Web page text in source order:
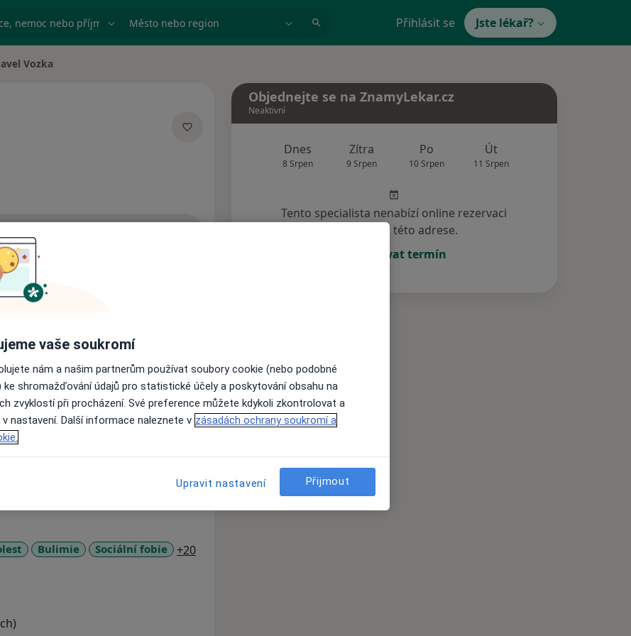
nemoc nebo příjmení Město nebo region Přihlásit se Jste lékař?
městaVozka
na práci s dospělými a
navštivte mé webové stránky.
Bulimie Sociální fobie +20a11y_sr_more_diseases
Objednejte se na ZnamyLekar.cz
Neaktivní
Dnes
8 Srpen
Zítra
9 Srpen
Po
10 Srpen
Út
11 Srpen
Tento specialista nenabízí online rezervaci
termínu na této adrese.
Rezervovat termín
vaše soukromí
nám a našim partnerům používat soubory cookie (nebo podobné
ke shromažďování údajů pro statistické účely a poskytování obsahu na
zvyklostí při procházení. Své preference můžete kdykoli zkontrolovat a
nastavení. Další informace naleznete v zásadách ochrany soukromí a
Upravit nastavení Přijmout